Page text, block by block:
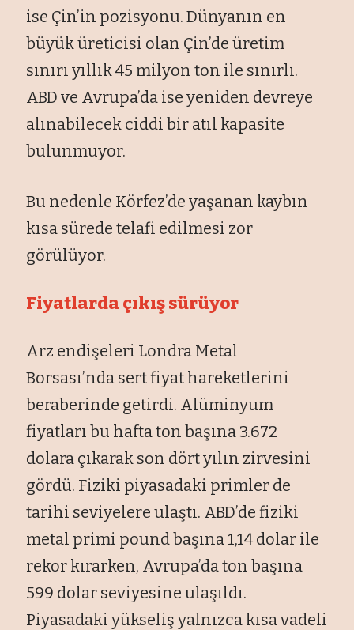
ise Çin’in pozisyonu. Dünyanın en
büyük üreticisi olan Çin’de üretim
sınırı yıllık 45 milyon ton ile sınırlı.
ABD ve Avrupa’da ise yeniden devreye
alınabilecek ciddi bir atıl kapasite
bulunmuyor.
Bu nedenle Körfez’de yaşanan kaybın
kısa sürede telafi edilmesi zor
görülüyor.
Fiyatlarda çıkış sürüyor
Arz endişeleri Londra Metal
Borsası’nda sert fiyat hareketlerini
beraberinde getirdi. Alüminyum
fiyatları bu hafta ton başına 3.672
dolara çıkarak son dört yılın zirvesini
gördü. Fiziki piyasadaki primler de
tarihi seviyelere ulaştı. ABD’de fiziki
metal primi pound başına 1,14 dolar ile
rekor kırarken, Avrupa’da ton başına
599 dolar seviyesine ulaşıldı.
Piyasadaki yükseliş yalnızca kısa vadeli